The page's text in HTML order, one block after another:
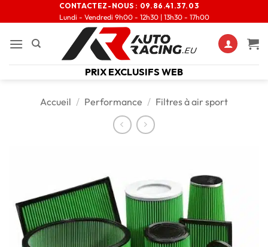
CONTACTEZ-NOUS : 09.86.41.37.03
Lundi - Vendredi 9h00 - 12h30 | 13h30 - 17h00
PRIX EXCLUSIFS WEB
Accueil / Performance / Filtres à air sport